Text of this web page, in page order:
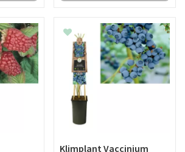
Klimplant Vaccinium